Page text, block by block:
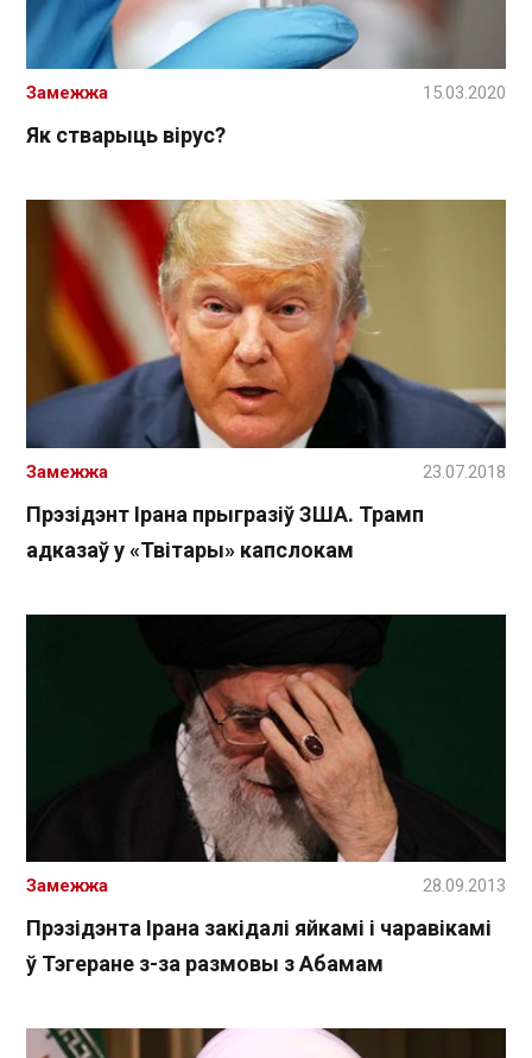
Як стварыць вірус?
Замежжа 15.03.2020
Прэзідэнт Ірана прыгразіў ЗША. Трамп
адказаў у «Твітары» капслокам
Замежжа 23.07.2018
Прэзідэнта Ірана закідалі яйкамі і чаравікамі
ў Тэгеране з-за размовы з Абамам
Замежжа 28.09.2013